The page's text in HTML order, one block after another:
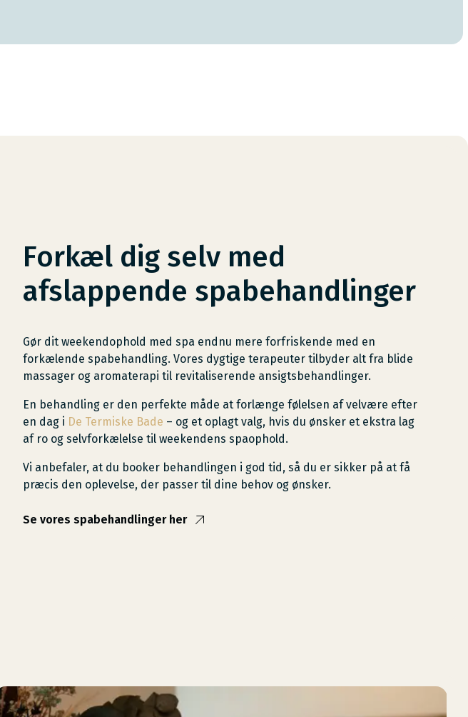
Forkæl dig selv med
afslappende spabehandlinger
Gør dit weekendophold med spa endnu mere forfriskende med en
forkælende spabehandling. Vores dygtige terapeuter tilbyder alt fra blide
massager og aromaterapi til revitaliserende ansigtsbehandlinger.
En behandling er den perfekte måde at forlænge følelsen af velvære efter
en dag i De Termiske Bade – og et oplagt valg, hvis du ønsker et ekstra lag
af ro og selvforkælelse til weekendens spaophold.
Vi anbefaler, at du booker behandlingen i god tid, så du er sikker på at få
præcis den oplevelse, der passer til dine behov og ønsker.
Se vores spabehandlinger her